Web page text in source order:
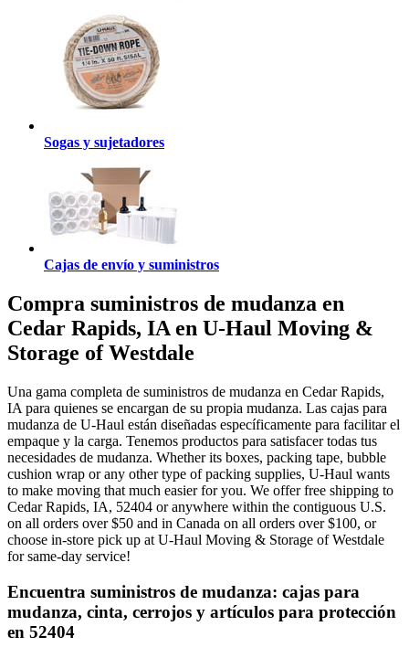
Sogas y sujetadores
Cajas de envío y suministros
Compra suministros de mudanza en
Cedar Rapids, IA en U-Haul Moving &
Storage of Westdale
Una gama completa de suministros de mudanza en Cedar Rapids,
IA para quienes se encargan de su propia mudanza. Las cajas para
mudanza de U-Haul están diseñadas específicamente para facilitar el
empaque y la carga. Tenemos productos para satisfacer todas tus
necesidades de mudanza. Whether its boxes, packing tape, bubble
cushion wrap or any other type of packing supplies, U-Haul wants
to make moving that much easier for you. We offer free shipping to
Cedar Rapids, IA, 52404 or anywhere within the contiguous U.S.
on all orders over $50 and in Canada on all orders over $100, or
choose in-store pick up at U-Haul Moving & Storage of Westdale
for same-day service!
Encuentra suministros de mudanza: cajas para
mudanza, cinta, cerrojos y artículos para protección
en 52404